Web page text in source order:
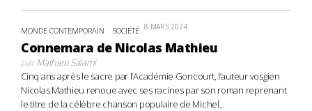
MONDE CONTEMPORAIN SOCIÉTÉ 8 MARS 2024
Connemara de Nicolas Mathieu
parMathieu Salami
Cinq ans après le sacre par l’Académie Goncourt, l’auteur vosgien
Nicolas Mathieu renoue avec ses racines par son roman reprenant
le titre de la célèbre chanson populaire de Michel...